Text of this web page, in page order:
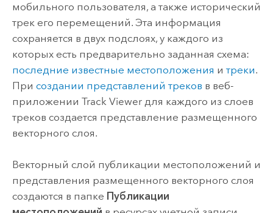
мобильного пользователя, а также исторический
трек его перемещений.Эта информация
сохраняется в двух подслоях, у каждого из
которых есть предварительно заданная схема:
последние известные местоположения и треки.
При создании представлений треков в веб-
приложении Track Viewerдля каждого из слоев
треков создается представление размещенного
векторного слоя.
Векторный слой публикации местоположений и
представления размещенного векторного слоя
создаются в папке Публикации